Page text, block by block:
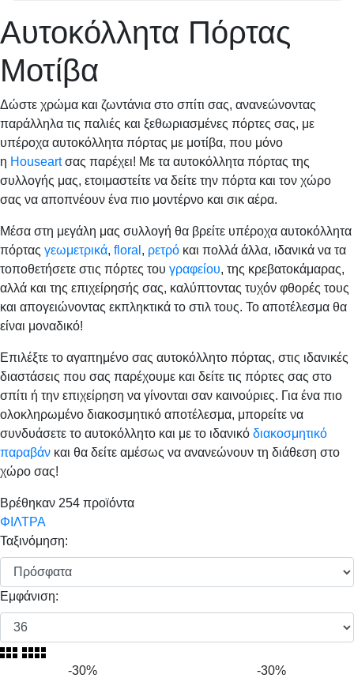
Αυτοκόλλητα Πόρτας
Μοτίβα
Δώστε χρώμα και ζωντάνια στο σπίτι σας, ανανεώνοντας
παράλληλα τις παλιές και ξεθωριασμένες πόρτες σας, με
υπέροχα αυτοκόλλητα πόρτας με μοτίβα, που μόνο
η Houseartσας παρέχει! Με τα αυτοκόλλητα πόρτας της
συλλογής μας, ετοιμαστείτε να δείτε την πόρτα και τον χώρο
σας να αποπνέουν ένα πιο μοντέρνο και σικ αέρα.
Μέσα στη μεγάλη μας συλλογή θα βρείτε υπέροχα αυτοκόλλητα
πόρτας γεωμετρικά, floral , ρετρό και πολλά άλλα, ιδανικά να τα
τοποθετήσετε στις πόρτες του γραφείου, της κρεβατοκάμαρας,
αλλά και της επιχείρησής σας, καλύπτοντας τυχόν φθορές τους
και απογειώνοντας εκπληκτικά το στιλ τους. Το αποτέλεσμα θα
είναι μοναδικό!
Επιλέξτε το αγαπημένο σας αυτοκόλλητο πόρτας, στις ιδανικές
διαστάσεις που σας παρέχουμε και δείτε τις πόρτες σας στο
σπίτι ή την επιχείρηση να γίνονται σαν καινούριες. Για ένα πιο
ολοκληρωμένο διακοσμητικό αποτέλεσμα, μπορείτε να
συνδυάσετε το αυτοκόλλητο και με το ιδανικό διακοσμητικό
παραβάν και θα δείτε αμέσως να ανανεώνουν τη διάθεση στο
χώρο σας!
Βρέθηκαν 254 προϊόντα
ΦΙΛΤΡΑ
Ταξινόμηση:
Εμφάνιση:
-30% -30%